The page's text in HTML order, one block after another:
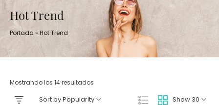
Hot Trend
Portada » Hot Trend
Mostrando los 14 resultados
Show 30
Sort by Popularity